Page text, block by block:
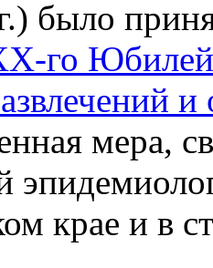
было
го
и
мера,
крае и в